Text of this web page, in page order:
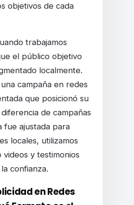
objetivos de cada
trabajamos
el público objetivo
localmente.
campaña en redes
que posicionó su
de campañas
fue ajustada para
locales, utilizamos
y testimonios
confianza.
en Redes